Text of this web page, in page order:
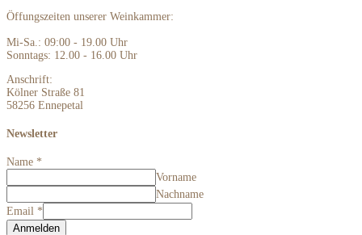
Öffungszeiten unserer Weinkammer:
Mi-Sa.: 09:00 - 19.00 Uhr
Sonntags: 12.00 - 16.00 Uhr
Anschrift:
Kölner Straße 81
58256 Ennepetal
Newsletter
Name *
Vorname
Nachname
Email *
Anmelden